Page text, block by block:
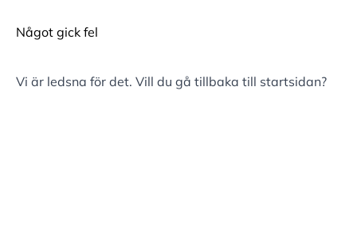
Något gick fel
Vi är ledsna för det. Vill du gå tillbaka till startsidan?